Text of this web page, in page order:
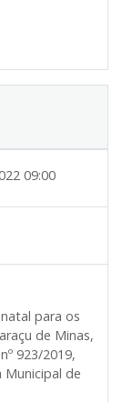
09:00
para os
de Minas,
923/2019,
Municipal de